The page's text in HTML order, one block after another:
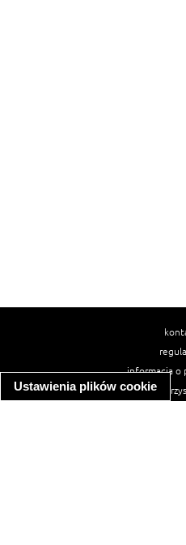
Ustawienia plików cookie
informacja o
informacja o